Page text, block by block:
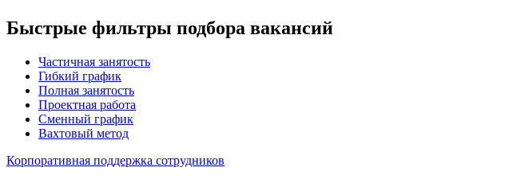
Быстрые фильтры подбора вакансий
Частичная занятость
Гибкий график
Полная занятость
Проектная работа
Сменный график
Вахтовый метод
Корпоративная поддержка сотрудников